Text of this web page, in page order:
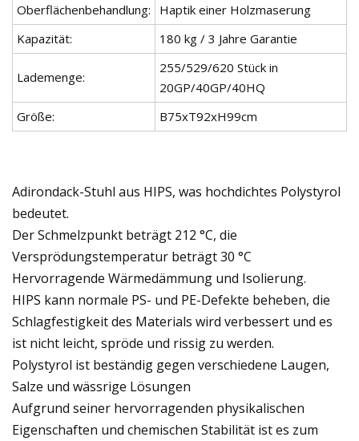
Oberflächenbehandlung:
Haptik einer Holzmaserung
Kapazität:
180 kg / 3 Jahre Garantie
Lademenge:
255/529/620 Stück in
20GP/40GP/40HQ
Größe:
B75xT92xH99cm
Adirondack-Stuhl aus HIPS, was hochdichtes Polystyrol
bedeutet.
Der Schmelzpunkt beträgt 212 °C, die
Versprödungstemperatur beträgt 30 °C
Hervorragende Wärmedämmung und Isolierung.
HIPS kann normale PS- und PE-Defekte beheben, die
Schlagfestigkeit des Materials wird verbessert und es
ist nicht leicht, spröde und rissig zu werden.
Polystyrol ist beständig gegen verschiedene Laugen,
Salze und wässrige Lösungen
Aufgrund seiner hervorragenden physikalischen
Eigenschaften und chemischen Stabilität ist es zum